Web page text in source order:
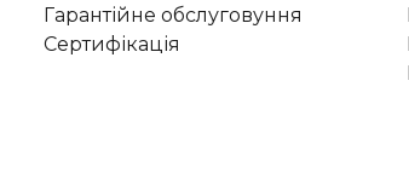
Гарантійне обслуговуння
Сертифікація